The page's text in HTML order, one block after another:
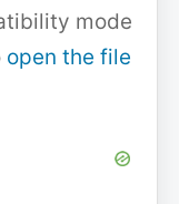
mode
open the file